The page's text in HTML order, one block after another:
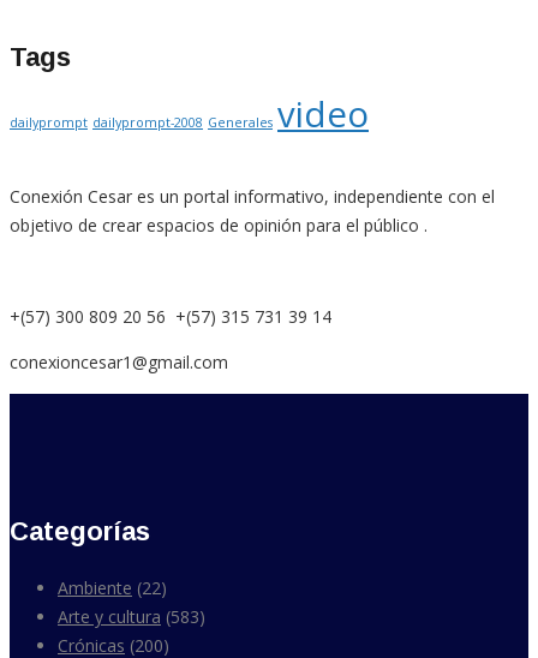
Tags
dailyprompt dailyprompt-2008 Generales video
Conexión Cesar es un portal informativo, independiente con el
objetivo de crear espacios de opinión para el público .
+(57) 300 809 20 56 +(57) 315 731 39 14
conexioncesar1@gmail.com
Categorías
Ambiente (22)
Arte y cultura (583)
Crónicas (200)